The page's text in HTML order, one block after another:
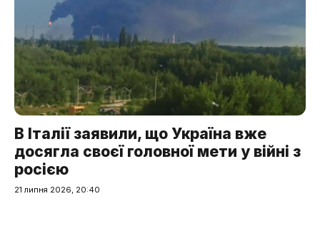
В Італії заявили, що Україна вже
досягла своєї головної мети у війні з
росією
21 липня 2026, 20:40